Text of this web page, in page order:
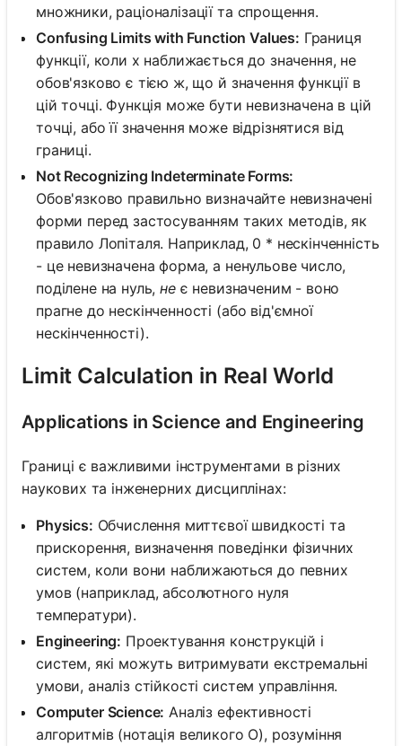
множники, раціоналізації та спрощення.
Confusing Limits with Function Values: Границя
функції, коли x наближається до значення, не
обов'язково є тією ж, що й значення функції в
цій точці. Функція може бути невизначена в цій
точці, або її значення може відрізнятися від
границі.
Not Recognizing Indeterminate Forms:
Обов'язково правильно визначайте невизначені
форми перед застосуванням таких методів, як
правило Лопіталя. Наприклад, 0 * нескінченність
- це невизначена форма, а ненульове число,
поділене на нуль,неє невизначеним - воно
прагне до нескінченності (або від'ємної
нескінченності).
Limit Calculation in Real World
Applications in Science and Engineering
Границі є важливими інструментами в різних
наукових та інженерних дисциплінах:
Physics: Обчислення миттєвої швидкості та
прискорення, визначення поведінки фізичних
систем, коли вони наближаються до певних
умов (наприклад, абсолютного нуля
температури).
Engineering: Проектування конструкцій і
систем, які можуть витримувати екстремальні
умови, аналіз стійкості систем управління.
Computer Science: Аналіз ефективності
алгоритмів (нотація великого O), розуміння